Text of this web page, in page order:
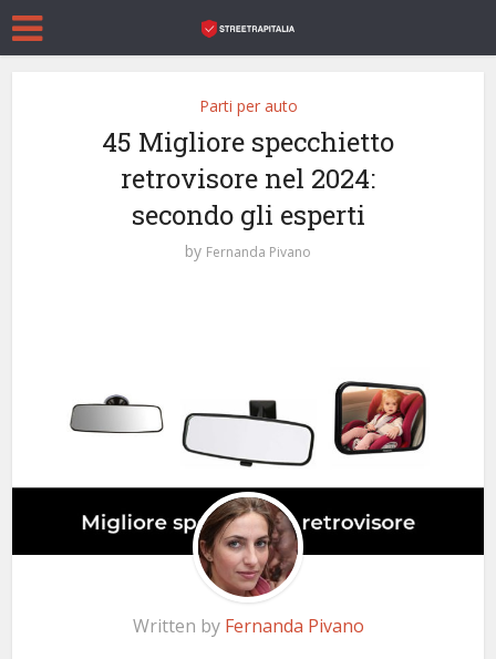
Parti per auto
45 Migliore specchietto
retrovisore nel 2024:
secondo gli esperti
by Fernanda Pivano
Written by Fernanda Pivano